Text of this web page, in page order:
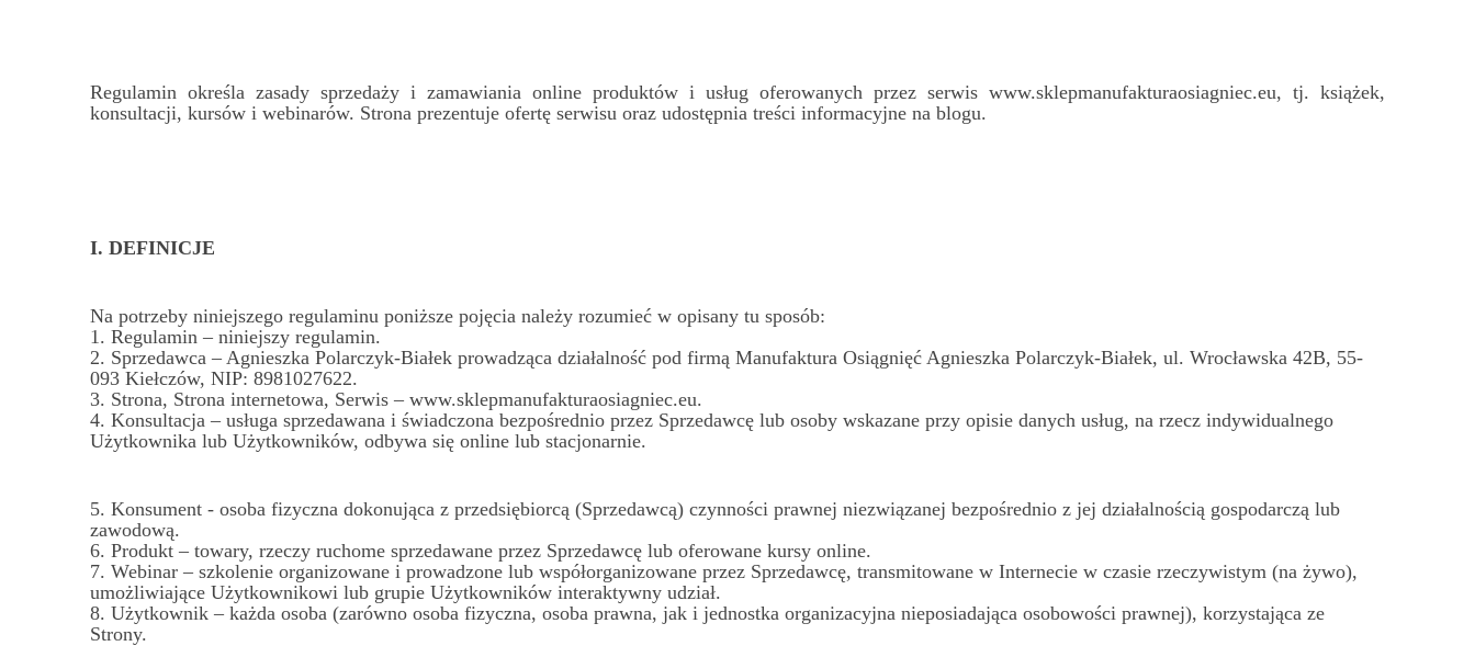
Regulamin określa zasady sprzedaży i zamawiania online produktów i usług oferowanych przez serwis www.sklepmanufakturaosiagniec.eu, tj. książek,
konsultacji, kursów i webinarów. Strona prezentuje ofertę serwisu oraz udostępnia treści informacyjne na blogu.
I. DEFINICJE
Na potrzeby niniejszego regulaminu poniższe pojęcia należy rozumieć w opisany tu sposób:
1. Regulamin – niniejszy regulamin.
2. Sprzedawca – Agnieszka Polarczyk-Białek prowadząca działalność pod firmą Manufaktura Osiągnięć Agnieszka Polarczyk-Białek, ul. Wrocławska 42B, 55-
093 Kiełczów, NIP: 8981027622.
3. Strona, Strona internetowa, Serwis – www.sklepmanufakturaosiagniec.eu.
4. Konsultacja – usługa sprzedawana i świadczona bezpośrednio przez Sprzedawcę lub osoby wskazane przy opisie danych usług, na rzecz indywidualnego
Użytkownika lub Użytkowników, odbywa się online lub stacjonarnie.
5. Konsument - osoba fizyczna dokonująca z przedsiębiorcą (Sprzedawcą) czynności prawnej niezwiązanej bezpośrednio z jej działalnością gospodarczą lub
zawodową.
6. Produkt – towary, rzeczy ruchome sprzedawane przez Sprzedawcę lub oferowane kursy online.
7. Webinar – szkolenie organizowane i prowadzone lub współorganizowane przez Sprzedawcę, transmitowane w Internecie w czasie rzeczywistym (na żywo),
umożliwiające Użytkownikowi lub grupie Użytkowników interaktywny udział.
8. Użytkownik – każda osoba (zarówno osoba fizyczna, osoba prawna, jak i jednostka organizacyjna nieposiadająca osobowości prawnej), korzystająca ze
Strony.